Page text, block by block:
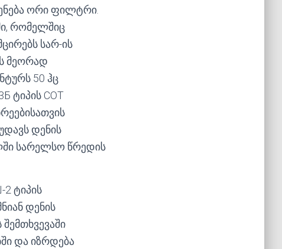
ორი ფილტრი.
რომელშიც
სარ-ის
მეორად
50 ჰც
ტიპის СОТ
დენის
სარელსო წრედის
ტიპის
დენის
და იზრდება